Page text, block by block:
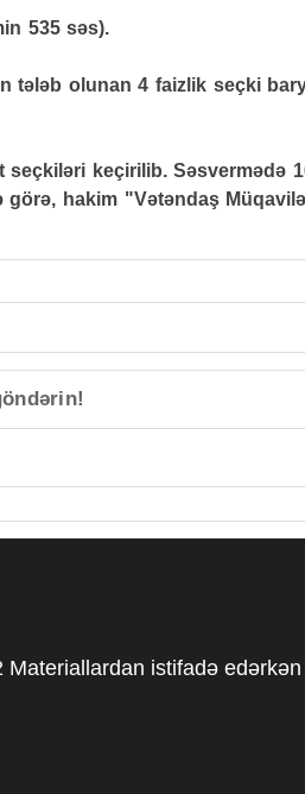
535 səs).
tələb olunan 4 faizlik seçki
keçirilib. Səsvermədə
hakim "Vətəndaş
istifadə